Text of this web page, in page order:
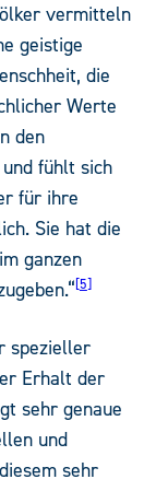
vermitteln
geistige
die
Werte
den
fühlt sich
für ihre
Sie hat die
ganzen
5
spezieller
Erhalt der
sehr genaue
und
sehr